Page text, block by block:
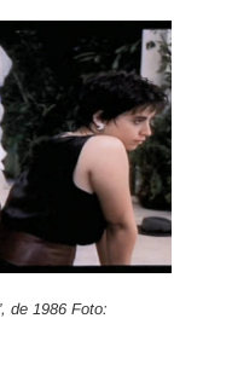
de 1986 Foto: